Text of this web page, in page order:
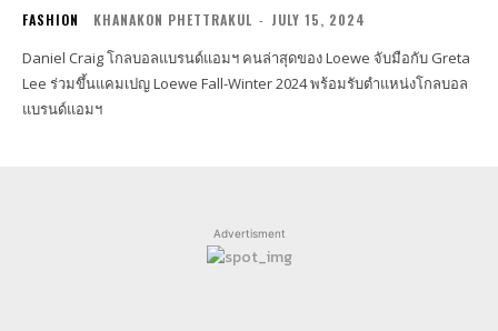
FASHION KHANAKON PHETTRAKUL - JULY 15, 2024
Daniel Craig โกลบอลแบรนด์แอมฯ คนล่าสุดของ Loewe จับมือกับ Greta
Lee ร่วมขึ้นแคมเปญ Loewe Fall-Winter 2024 พร้อมรับตำแหน่งโกลบอล
แบรนด์แอมฯ
Advertisment